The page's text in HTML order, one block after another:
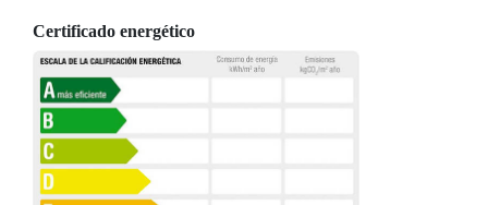
Certificado energético